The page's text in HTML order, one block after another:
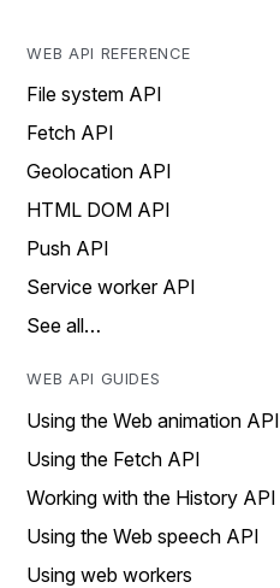
WEB API REFERENCE
File system API
Fetch API
Geolocation API
HTML DOM API
Push API
Service worker API
See all…
WEB API GUIDES
Using the Web animation API
Using the Fetch API
Working with the History API
Using the Web speech API
Using web workers